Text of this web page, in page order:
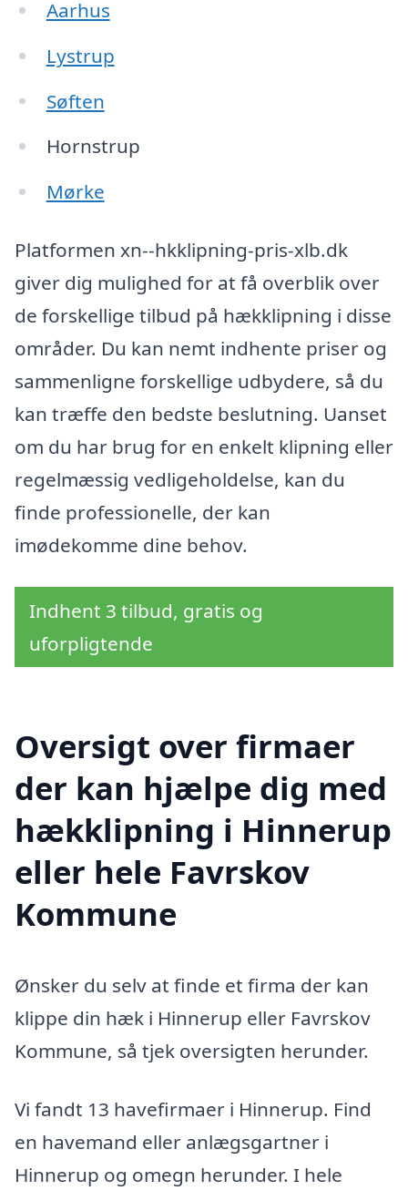
Aarhus
Lystrup
Søften
Hornstrup
Mørke
Platformen xn--hkklipning-pris-xlb.dk
giver dig mulighed for at få overblik over
de forskellige tilbud på hækklipning i disse
områder. Du kan nemt indhente priser og
sammenligne forskellige udbydere, så du
kan træffe den bedste beslutning. Uanset
om du har brug for en enkelt klipning eller
regelmæssig vedligeholdelse, kan du
finde professionelle, der kan
imødekomme dine behov.
Indhent 3 tilbud, gratis og
uforpligtende
Oversigt over firmaer
der kan hjælpe dig med
hækklipning i Hinnerup
eller hele Favrskov
Kommune
Ønsker du selv at finde et firma der kan
klippe din hæk i Hinnerup eller Favrskov
Kommune, så tjek oversigten herunder.
Vi fandt 13 havefirmaer i Hinnerup. Find
en havemand eller anlægsgartner i
Hinnerup og omegn herunder. I hele